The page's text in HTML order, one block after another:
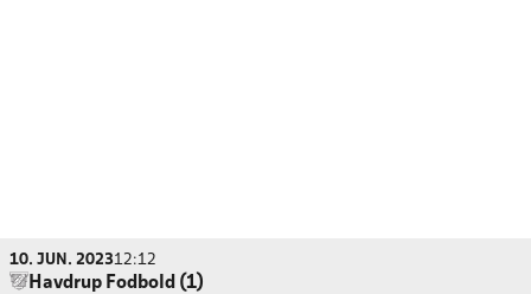
10. JUN. 202312:12
Havdrup Fodbold (1)